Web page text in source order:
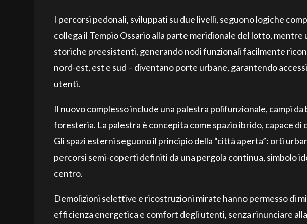
I percorsi pedonali, sviluppati su due livelli, seguono logiche
collega il Tempio Ossario alla parte meridionale del lotto,
storiche preesistenti, generando nodi funzionali facilmente
nord-est, est e sud – diventano porte urbane, garantendo
utenti.
Il nuovo complesso include una palestra polifunzionale, campi
foresteria. La palestra è concepita come spazio ibrido, capace
Gli spazi esterni seguono il principio della “città aperta”: orti
percorsi semi-coperti definiti da una pergola continua, simbolo
centro.
Demolizioni selettive e ricostruzioni mirate hanno permesso di
efficienza energetica e comfort degli utenti, senza rinunciare